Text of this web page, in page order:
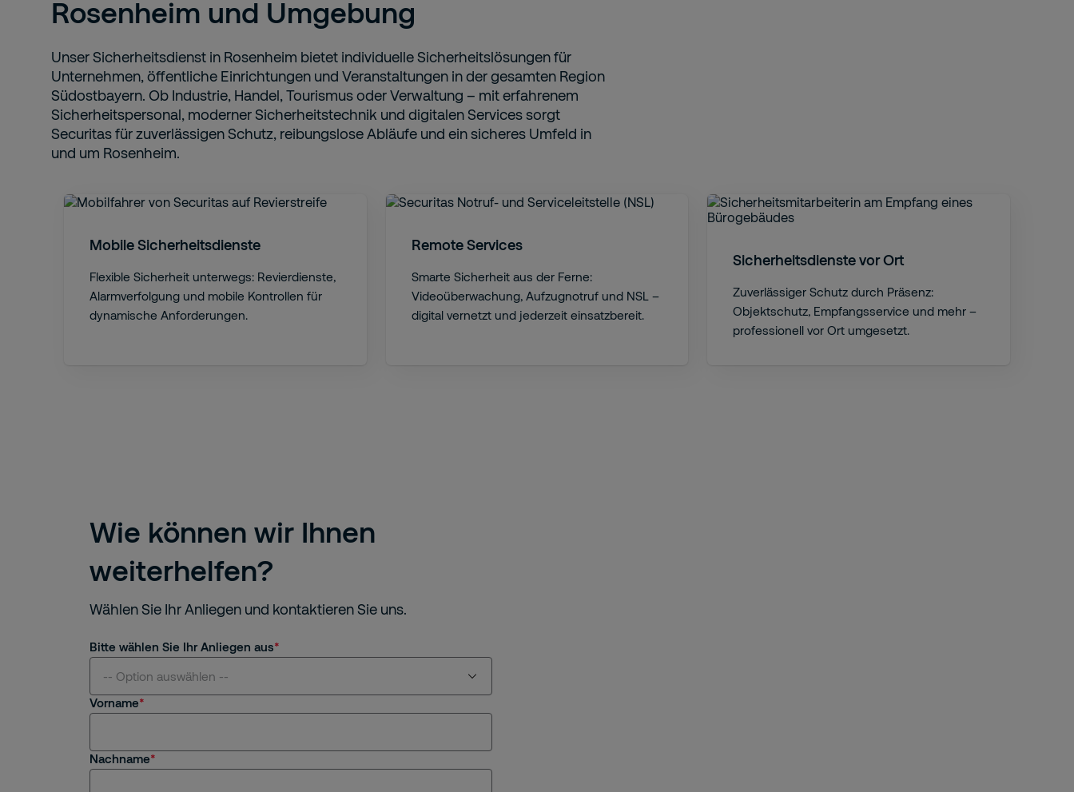
Rosenheim und Umgebung
Unser Sicherheitsdienst in Rosenheim bietet individuelle Sicherheitslösungen für
Unternehmen, öffentliche Einrichtungen und Veranstaltungen in der gesamten Region
Südostbayern. Ob Industrie, Handel, Tourismus oder Verwaltung – mit erfahrenem
Sicherheitspersonal, moderner Sicherheitstechnik und digitalen Services sorgt
Securitas für zuverlässigen Schutz, reibungslose Abläufe und ein sicheres Umfeld in
und um Rosenheim.
Mobile Sicherheitsdienste
Flexible Sicherheit unterwegs: Revierdienste,
Alarmverfolgung und mobile Kontrollen für
dynamische Anforderungen.
Remote Services
Smarte Sicherheit aus der Ferne:
Videoüberwachung, Aufzugnotruf und NSL –
digital vernetzt und jederzeit einsatzbereit.
Sicherheitsdienste vor Ort
Zuverlässiger Schutz durch Präsenz:
Objektschutz, Empfangsservice und mehr –
professionell vor Ort umgesetzt.
Wie können wir Ihnen
weiterhelfen?
Wählen Sie Ihr Anliegen und kontaktieren Sie uns.
Bitte wählen Sie Ihr Anliegen aus
-- Option auswählen --
Jobs / Bewerbung
Vorname
Nachname